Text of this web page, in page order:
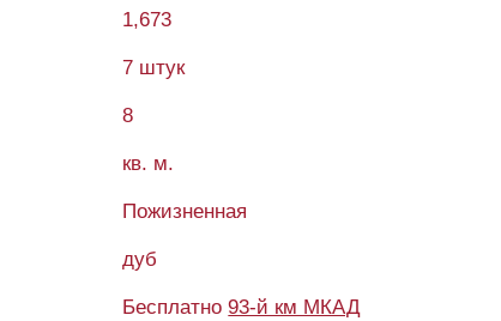
1,673
7 штук
8
кв. м.
Пожизненная
дуб
Бесплатно93-й км МКАД